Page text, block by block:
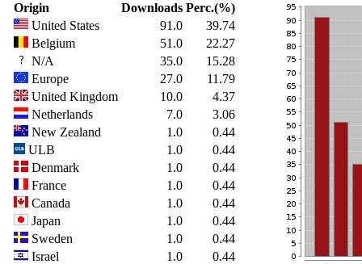
Origin
Downloads Perc.(%)
United States
91.0
39.74
Belgium
51.0
22.27
N/A
35.0
15.28
Europe
27.0
11.79
United Kingdom
10.0
4.37
Netherlands
7.0
3.06
New Zealand
1.0
0.44
ULB
1.0
0.44
Denmark
1.0
0.44
France
1.0
0.44
Canada
1.0
0.44
Japan
1.0
0.44
Sweden
1.0
0.44
Israel
1.0
0.44